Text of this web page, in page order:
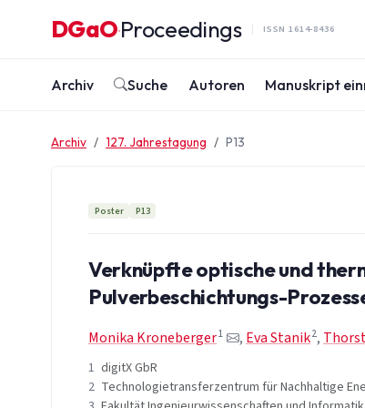
DGaO·Proceedings ISSN 1614-8436
Archiv Suche Autoren Manuskript
Archiv 127. Jahrestagung P13
Poster P13
Verknüpfte optische und
Pulverbeschichtungs-
Monika Kroneberger1 , Eva Stanik2,
1 digitX GbR
2 Technologietransferzentrum für Nachhaltige